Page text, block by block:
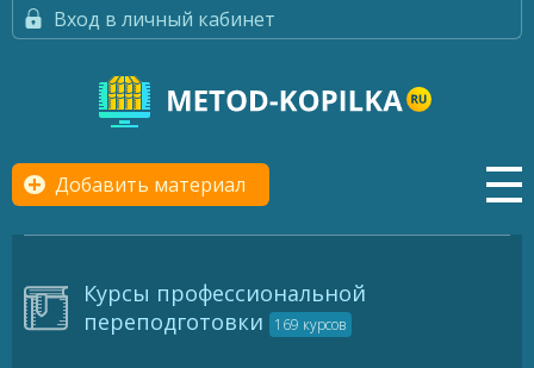
Вход в личный кабинет
Добавить материал
Курсы профессиональной
переподготовки
169 курсов